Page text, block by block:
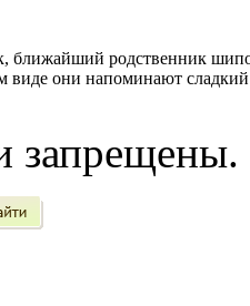
ближайший родственник
виде они напоминают
запрещены.